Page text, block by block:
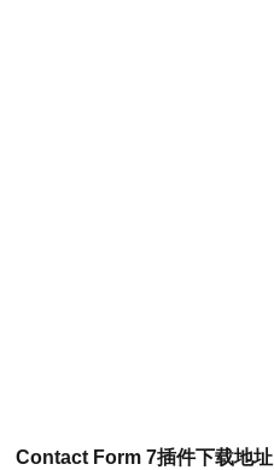
Contact Form 7插件下载地址